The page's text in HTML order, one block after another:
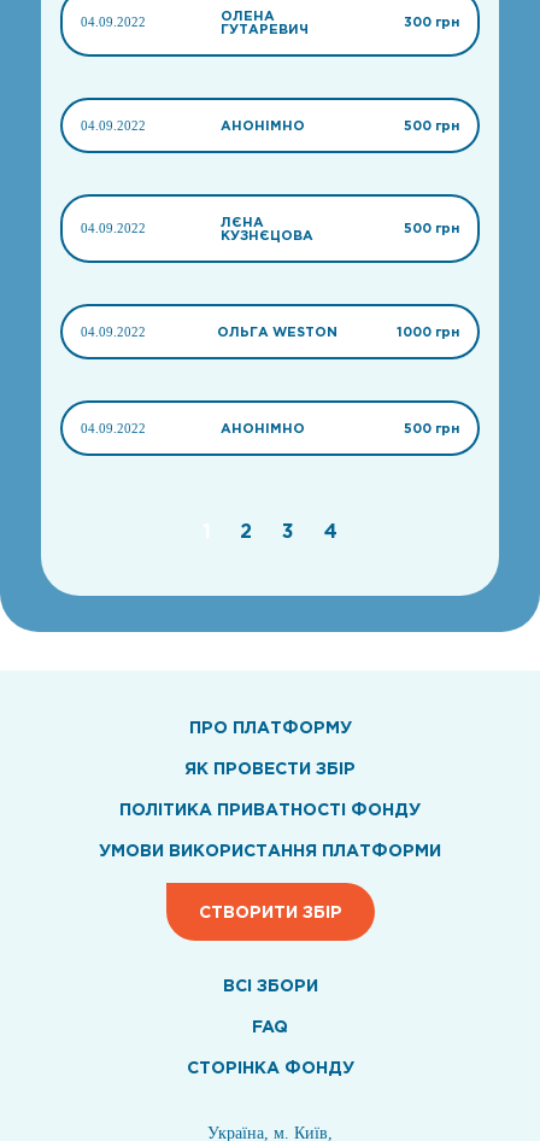
04.09.2022
ОЛЕНА
ГУТАРЕВИЧ
300 грн
04.09.2022 АНОНІМНО 500 грн
04.09.2022
ЛЄНА
КУЗНЄЦОВА
500 грн
04.09.2022 ОЛЬГА WESTON 1000 грн
04.09.2022 АНОНІМНО 500 грн
2 3 4
ПРО ПЛАТФОРМУ
ЯК ПРОВЕСТИ ЗБІР
ПОЛІТИКА ПРИВАТНОСТІ ФОНДУ
УМОВИ ВИКОРИСТАННЯ ПЛАТФОРМИ
СТВОРИТИ ЗБІР
ВСI ЗБОРИ
FAQ
СТОРІНКА ФОНДУ
Україна, м. Київ,